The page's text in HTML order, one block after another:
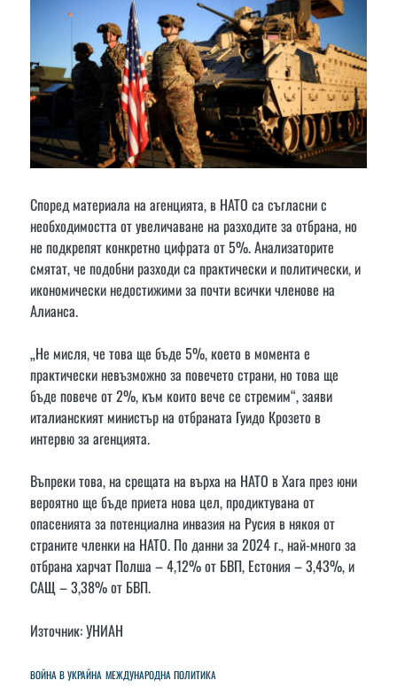
Според материала на агенцията, в НАТО са съгласни с
необходимостта от увеличаване на разходите за отбрана, но
не подкрепят конкретно цифрата от 5%. Анализаторите
смятат, че подобни разходи са практически и политически, и
икономически недостижими за почти всички членове на
Алианса.
„Не мисля, че това ще бъде 5%, което в момента е
практически невъзможно за повечето страни, но това ще
бъде повече от 2%, към които вече се стремим“, заяви
италианският министър на отбраната Гуидо Крозето в
интервю за агенцията.
Въпреки това, на срещата на върха на НАТО в Хага през юни
вероятно ще бъде приета нова цел, продиктувана от
опасенията за потенциална инвазия на Русия в някоя от
страните членки на НАТО. По данни за 2024 г., най-много за
отбрана харчат Полша – 4,12% от БВП, Естония – 3,43%, и
САЩ – 3,38% от БВП.
Източник: УНИАН
ВОЙНА В УКРАЙНА МЕЖДУНАРОДНА ПОЛИТИКА